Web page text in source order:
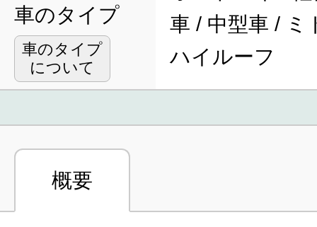
車のタイプ
車のタイプ
について
車 / 中型車 / ミ
ハイルーフ
概要